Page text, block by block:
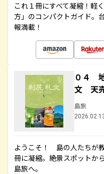
これ１冊にすべて凝縮！軽
方」のコンパクトガイド。
報満載！
０４
文 天
島旅
ようこそ！ 島の人たちが
冊に凝縮。絶景スポットか
島旅へ。